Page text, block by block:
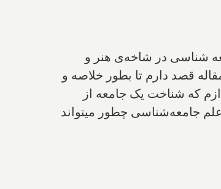
شناسی در شاخه‌ی هنر و
قصد دارم تا بطور خلاصه و
که شناخت یک جامعه از
جامعه‌شناسی چطور میتواند